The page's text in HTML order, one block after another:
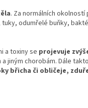
. Za normálních okolností
odumřelé buňky,
a toxiny se projevuje
jiným chorobám. Dále
břicha či obličeje,